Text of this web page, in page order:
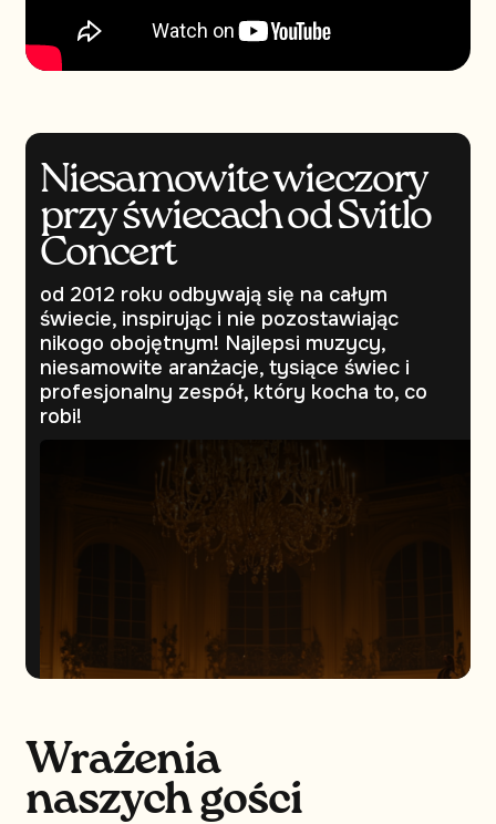
Niesamowite wieczory
przy świecach od Svitlo
Concert
od 2012 roku odbywają się na całym
świecie, inspirując i nie pozostawiając
nikogo obojętnym! Najlepsi muzycy,
niesamowite aranżacje, tysiące świec i
profesjonalny zespół, który kocha to, co
robi!
Wrażenia
naszych gości